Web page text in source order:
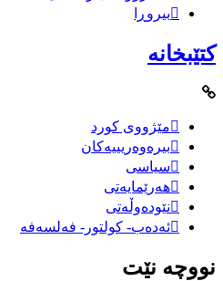
بیروڕا
کتێبخانە
مێژووى کورد
بیرەوەریییەکان
سیاسى
هەرێمایەتی
نێودەوڵەتی
ئەدەب- کولتور- فەلسەفە
نووچە نێت